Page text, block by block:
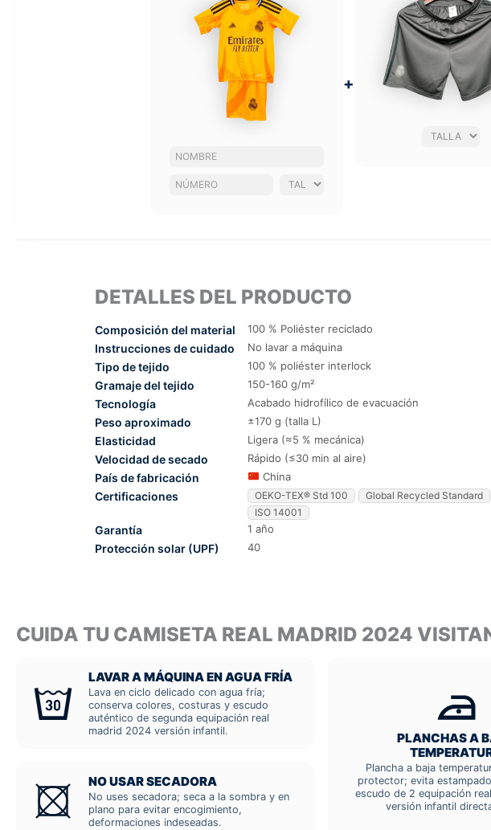
+
DETALLES DEL PRODUCTO
Composición del material 100 % Poliéster reciclado
Instrucciones de cuidado No lavar a máquina
Tipo de tejido 100 % poliéster interlock
Gramaje del tejido 150-160 g/m²
Tecnología Acabado hidrofílico de evacuación
Peso aproximado ±170 g (talla L)
Elasticidad Ligera (≈5 % mecánica)
Velocidad de secado Rápido (≤30 min al aire)
País de fabricación China
Certificaciones OEKO-TEX® Std 100
Global Recycled Standard
ISO 14001
Garantía 1 año
Protección solar (UPF) 40
CUIDA TU CAMISETA REAL MADRID 2024
LAVAR A MÁQUINA EN AGUA FRÍA
Lava en ciclo delicado con agua fría;
conserva colores, costuras y escudo
auténtico de segunda equipación real
madrid 2024 versión infantil.
NO USAR SECADORA
No uses secadora; seca a la sombra y en
plano para evitar encogimiento,
deformaciones indeseadas.
PLANCHAS A
Plancha a baja
protector; evita
escudo de 2 equipación
versión infantil